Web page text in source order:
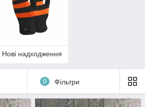
Нові надходження
0 Фільтри